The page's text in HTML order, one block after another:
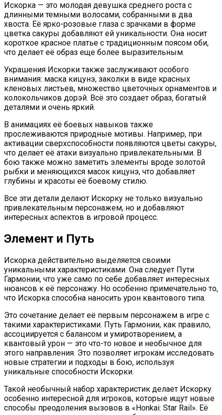
Искорка — это молодая девушка среднего роста с
длинными темными волосами, собранными в два
хвоста. Её ярко-розовые глаза с зрачками в форме
цветка сакуры добавляют ей уникальности. Она носит
короткое красное платье с традиционным поясом оби,
что делает её образ еще более выразительным.
Украшения Искорки также заслуживают особого
внимания: маска кицунэ, заколки в виде красных
кленовых листьев, множество цветочных орнаментов и
колокольчиков дорэй. Всё это создает образ, богатый
деталями и очень яркий.
В анимациях её боевых навыков также
прослеживаются природные мотивы. Например, при
активации сверхспособности появляются цветы сакуры,
что делает её атаки визуально привлекательными. В
бою также можно заметить элементы вроде золотой
рыбки и меняющихся масок кицунэ, что добавляет
глубины и красоты её боевому стилю.
Все эти детали делают Искорку не только визуально
привлекательным персонажем, но и добавляют
интересных аспектов в игровой процесс.
Элемент и Путь
Искорка действительно выделяется своими
уникальными характеристиками. Она следует Пути
Гармонии, что уже само по себе добавляет интересных
нюансов к её персонажу. Но особенно примечательно то,
что Искорка способна наносить урон квантового типа.
Это сочетание делает её первым персонажем в игре с
такими характеристиками. Путь Гармонии, как правило,
ассоциируется с балансом и умиротворением, а
квантовый урон — это что-то новое и необычное для
этого направления. Это позволяет игрокам исследовать
новые стратегии и подходы в бою, используя
уникальные способности Искорки.
Такой необычный набор характеристик делает Искорку
особенно интересной для игроков, которые ищут новые
способы преодоления вызовов в «Honkai: Star Rail». Её